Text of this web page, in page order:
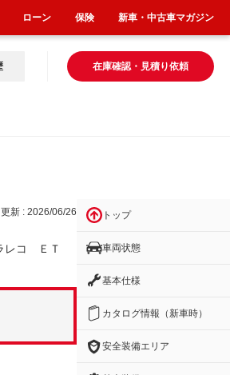
在庫確認・見積り依頼
更新 : 2026/06/26
レコ ＥＴ
トップ
車両状態
基本仕様
カタログ情報（新車時）
安全装備エリア
ローン 保険 新車・中古車マガジン